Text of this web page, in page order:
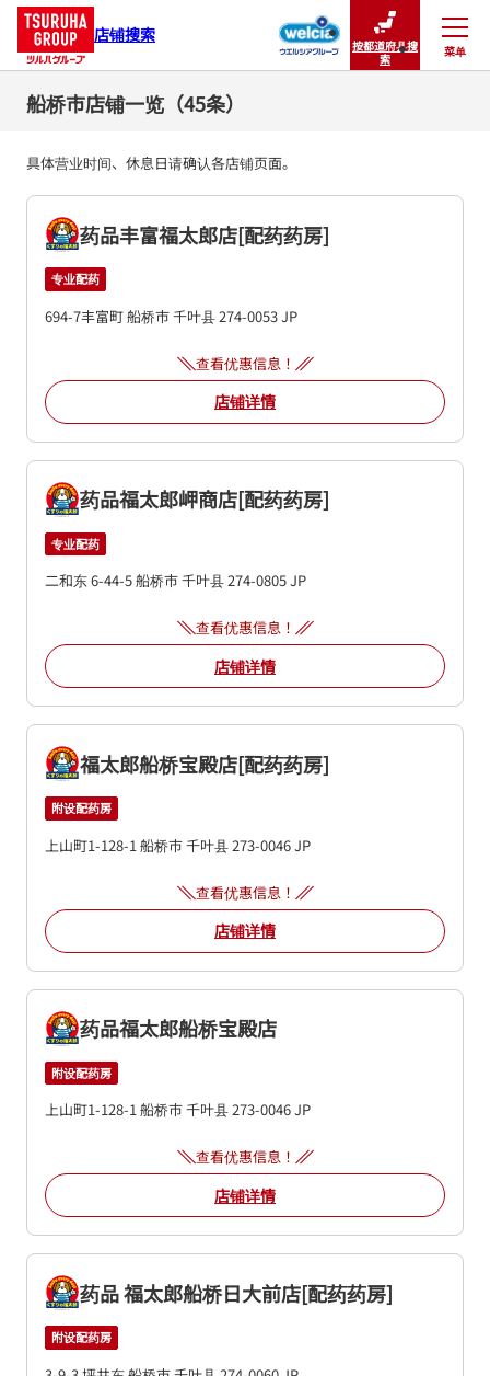
店铺搜索
按都道府县搜
索
菜单
关闭
船桥市店铺一览（45条）
具体营业时间、休息日请确认各店铺页面。
药品丰富福太郎店[配药药房]
专业配药
694-7丰富町船桥市千叶县274-0053JP
查看优惠信息！
店铺详情
药品福太郎岬商店[配药药房]
专业配药
二和东 6-44-5船桥市千叶县274-0805JP
查看优惠信息！
店铺详情
福太郎船桥宝殿店[配药药房]
附设配药房
上山町1-128-1 船桥市千叶县273-0046JP
查看优惠信息！
店铺详情
药品福太郎船桥宝殿店
附设配药房
上山町1-128-1船桥市千叶县273-0046JP
查看优惠信息！
店铺详情
药品 福太郎船桥日大前店[配药药房]
附设配药房